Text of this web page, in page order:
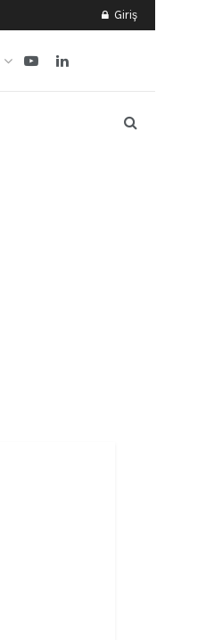
Giriş